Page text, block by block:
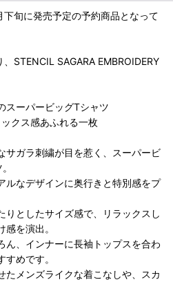
旬に発売予定の予約商品となって
STENCIL SAGARA EMBROIDERY
スーパービッグTシャツ
クス感あふれる一枚
サガラ刺繍が目を惹く、スーパービ
ルなデザインに奥行きと特別感をプ
りとしたサイズ感で、リラックスし
を演出。
ん、インナーに長袖トップスを合わ
めです。
たメンズライクな着こなしや、スカ